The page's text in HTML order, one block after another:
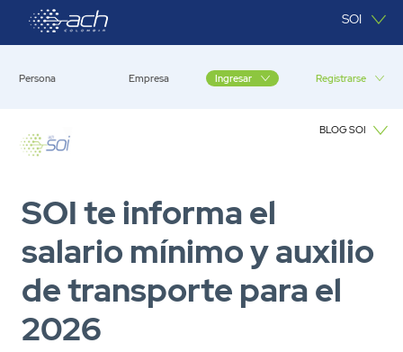
Saltar al contenido principal SOI
Persona Empresa Ingresar Registrarse
BLOG SOI
SOI te informa el
salario mínimo y auxilio
de transporte para el
2026